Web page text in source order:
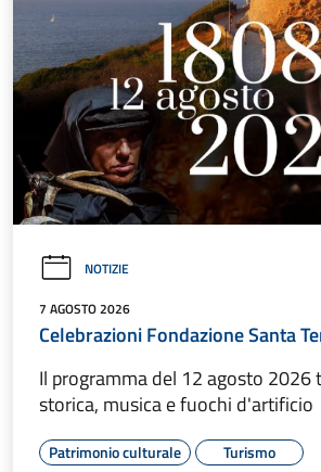
NOTIZIE
7 AGOSTO 2026
Celebrazioni Fondazione Santa
Il programma del 12 agosto 2026
storica, musica e fuochi d'artificio
Patrimonio culturale Turismo